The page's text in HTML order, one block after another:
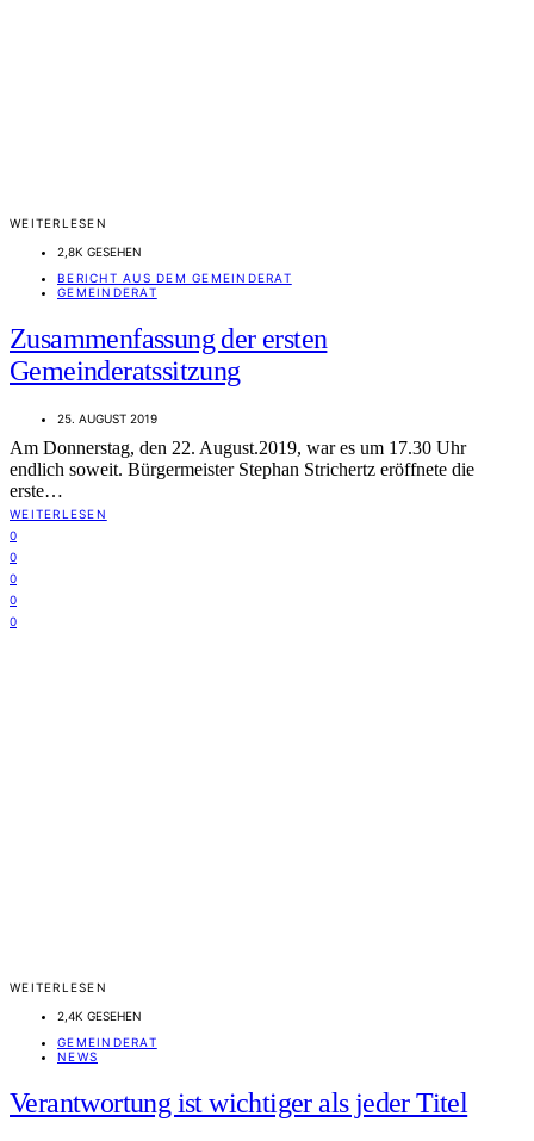
WEITERLESEN
2,8K GESEHEN
BERICHT AUS DEM GEMEINDERAT
GEMEINDERAT
Zusammenfassung der ersten
Gemeinderatssitzung
25. AUGUST 2019
Am Donnerstag, den 22. August.2019, war es um 17.30 Uhr
endlich soweit. Bürgermeister Stephan Strichertz eröffnete die
erste…
WEITERLESEN
0
0
0
0
0
WEITERLESEN
2,4K GESEHEN
GEMEINDERAT
NEWS
Verantwortung ist wichtiger als jeder Titel